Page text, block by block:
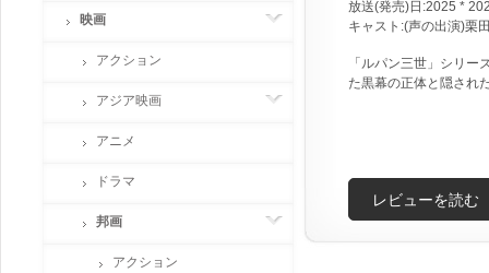
放送(発売)日:2025 *
キャスト:(声の出演)栗
「ルパン三世」シリ
た黒幕の正体と隠され
レビューを読む
映画
アクション
アジア映画
アニメ
ドラマ
邦画
アクション